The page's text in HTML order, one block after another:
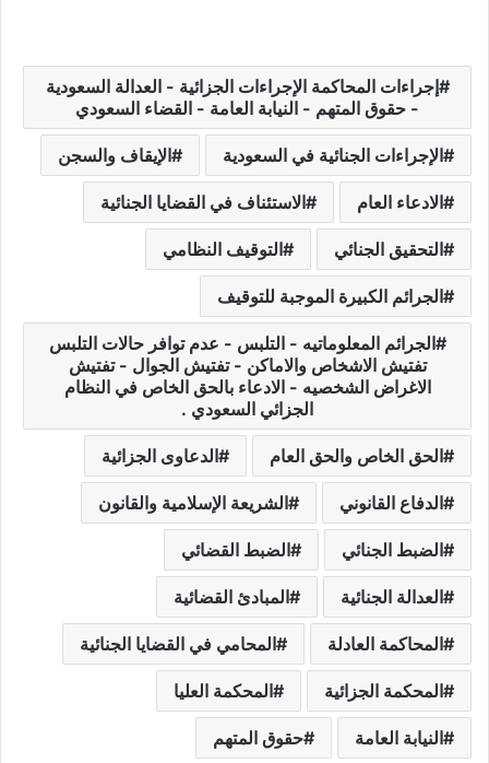
إجراءات المحاكمة الإجراءات الجزائية - العدالة السعودية
- حقوق المتهم - النيابة العامة - القضاء السعودي
الإجراءات الجنائية في السعودية الإيقاف والسجن
الادعاء العام الاستئناف في القضايا الجنائية
التحقيق الجنائي التوقيف النظامي
الجرائم الكبيرة الموجبة للتوقيف
الجرائم المعلوماتيه - التلبس - عدم توافر حالات التلبس
تفتيش الاشخاص والاماكن - تفتيش الجوال - تفتيش
الاغراض الشخصيه - الادعاء بالحق الخاص في النظام
الجزائي السعودي .
الحق الخاص والحق العام الدعاوى الجزائية
الدفاع القانوني الشريعة الإسلامية والقانون
الضبط الجنائي الضبط القضائي
العدالة الجنائية المبادئ القضائية
المحاكمة العادلة المحامي في القضايا الجنائية
المحكمة الجزائية المحكمة العليا
النيابة العامة حقوق المتهم